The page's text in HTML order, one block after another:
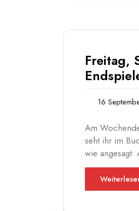
Freitag,
16
Am
seht ihr im
wie